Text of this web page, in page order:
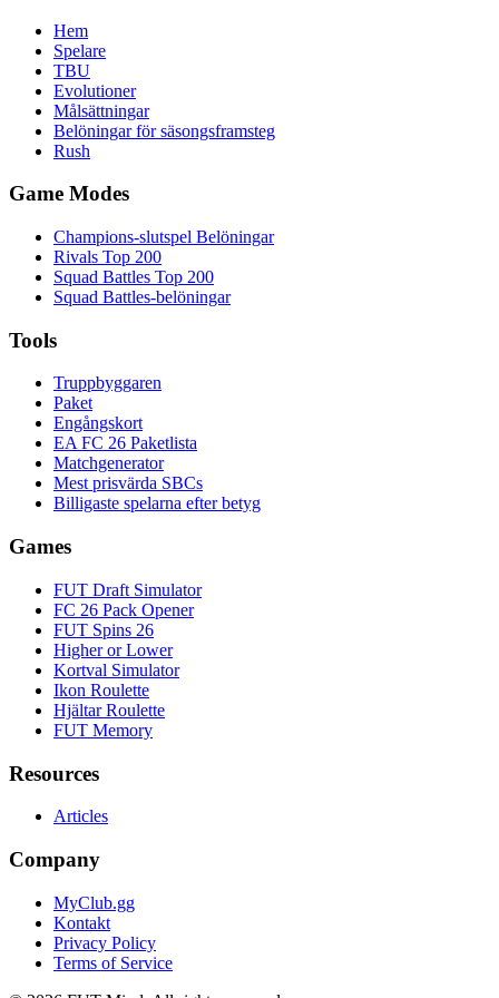
Hem
Spelare
TBU
Evolutioner
Målsättningar
Belöningar för säsongsframsteg
Rush
Game Modes
Champions-slutspel Belöningar
Rivals Top 200
Squad Battles Top 200
Squad Battles-belöningar
Tools
Truppbyggaren
Paket
Engångskort
EA FC 26 Paketlista
Matchgenerator
Mest prisvärda SBCs
Billigaste spelarna efter betyg
Games
FUT Draft Simulator
FC 26 Pack Opener
FUT Spins 26
Higher or Lower
Kortval Simulator
Ikon Roulette
Hjältar Roulette
FUT Memory
Resources
Articles
Company
MyClub.gg
Kontakt
Privacy Policy
Terms of Service